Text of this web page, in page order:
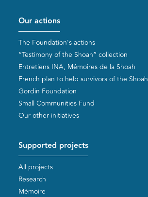
Pied de page
Our actions
The Foundation's actions
“Testimony of the Shoah” collection
Entretiens INA, Mémoires de la Shoah
French plan to help survivors of the Shoah
Gordin Foundation
Small Communities Fund
Our other initiatives
Supported projects
All projects
Research
Mémoire